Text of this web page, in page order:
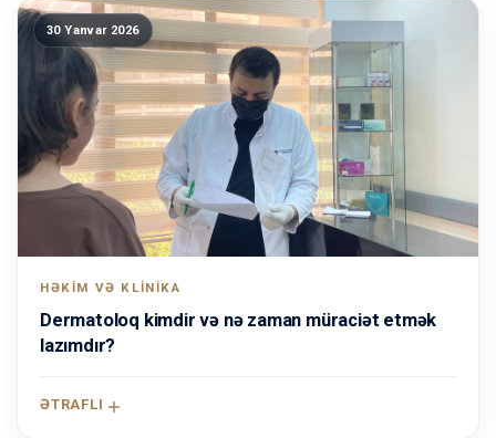
30 Yanvar 2026
HƏKIM VƏ KLINIKA
Dermatoloq kimdir və nə zaman müraciət etmək
lazımdır?
ƏTRAFLI